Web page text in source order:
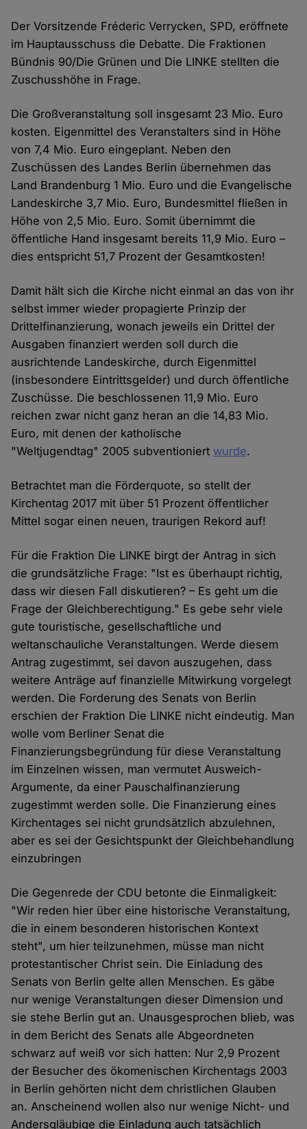
Der Vorsitzende Fréderic Verrycken, SPD, eröffnete
im Hauptausschuss die Debatte. Die Fraktionen
Bündnis 90/Die Grünen und Die LINKE stellten die
Zuschusshöhe in Frage.
Die Großveranstaltung soll insgesamt 23 Mio. Euro
kosten. Eigenmittel des Veranstalters sind in Höhe
von 7,4 Mio. Euro eingeplant. Neben den
Zuschüssen des Landes Berlin übernehmen das
Land Brandenburg 1 Mio. Euro und die Evangelische
Landeskirche 3,7 Mio. Euro, Bundesmittel fließen in
Höhe von 2,5 Mio. Euro. Somit übernimmt die
öffentliche Hand insgesamt bereits 11,9 Mio. Euro –
dies entspricht 51,7 Prozent der Gesamtkosten!
Damit hält sich die Kirche nicht einmal an das von ihr
selbst immer wieder propagierte Prinzip der
Drittelfinanzierung, wonach jeweils ein Drittel der
Ausgaben finanziert werden soll durch die
ausrichtende Landeskirche, durch Eigenmittel
(insbesondere Eintrittsgelder) und durch öffentliche
Zuschüsse. Die beschlossenen 11,9 Mio. Euro
reichen zwar nicht ganz heran an die 14,83 Mio.
Euro, mit denen der katholische
"Weltjugendtag" 2005 subventioniert wurde.
Betrachtet man die Förderquote, so stellt der
Kirchentag 2017 mit über 51 Prozent öffentlicher
Mittel sogar einen neuen, traurigen Rekord auf!
Für die Fraktion Die LINKE birgt der Antrag in sich
die grundsätzliche Frage: "Ist es überhaupt richtig,
dass wir diesen Fall diskutieren? – Es geht um die
Frage der Gleichberechtigung." Es gebe sehr viele
gute touristische, gesellschaftliche und
weltanschauliche Veranstaltungen. Werde diesem
Antrag zugestimmt, sei davon auszugehen, dass
weitere Anträge auf finanzielle Mitwirkung vorgelegt
werden. Die Forderung des Senats von Berlin
erschien der Fraktion Die LINKE nicht eindeutig. Man
wolle vom Berliner Senat die
Finanzierungsbegründung für diese Veranstaltung
im Einzelnen wissen, man vermutet Ausweich-
Argumente, da einer Pauschalfinanzierung
zugestimmt werden solle. Die Finanzierung eines
Kirchentages sei nicht grundsätzlich abzulehnen,
aber es sei der Gesichtspunkt der Gleichbehandlung
einzubringen
Die Gegenrede der CDU betonte die Einmaligkeit:
"Wir reden hier über eine historische Veranstaltung,
die in einem besonderen historischen Kontext
steht", um hier teilzunehmen, müsse man nicht
protestantischer Christ sein. Die Einladung des
Senats von Berlin gelte allen Menschen. Es gäbe
nur wenige Veranstaltungen dieser Dimension und
sie stehe Berlin gut an. Unausgesprochen blieb, was
in dem Bericht des Senats alle Abgeordneten
schwarz auf weiß vor sich hatten: Nur 2,9 Prozent
der Besucher des ökomenischen Kirchentags 2003
in Berlin gehörten nicht dem christlichen Glauben
an. Anscheinend wollen also nur wenige Nicht- und
Andersgläubige die Einladung auch tatsächlich